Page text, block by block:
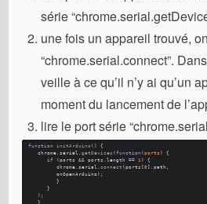
série
une fois un appareil trouvé,
“chrome.serial.connect”.
veille à ce qu’il n’y ai qu’un
moment du lancement de
lire le port série
function initArduino ( ) {
   chrome.
serial .getDevices (function (ports ) {
if
(ports && ports.length == 1 ) {
         chrome.
serial .connect (ports[0].path
         onOpenArduino);
         }
      }
   );
   }